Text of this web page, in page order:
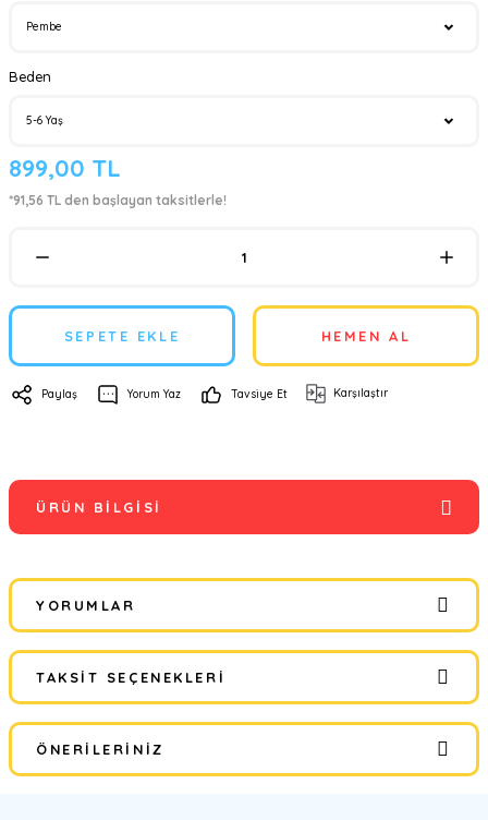
Beden
899,00 TL
*91,56 TL den başlayan taksitlerle!
SEPETE EKLE HEMEN AL
Paylaş Yorum Yaz Tavsiye Et Karşılaştır
ÜRÜN BILGISI
YORUMLAR
Bu ürüne ilk yorumu siz yapın!
Yorum Yaz
TAKSIT SEÇENEKLERI
ÖNERILERINIZ